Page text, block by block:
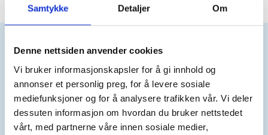
Samtykke Detaljer Om
Denne nettsiden anvender cookies
Vi bruker informasjonskapsler for å gi innhold og
annonser et personlig preg, for å levere sosiale
mediefunksjoner og for å analysere trafikken vår. Vi deler
dessuten informasjon om hvordan du bruker nettstedet
vårt, med partnerne våre innen sosiale medier,
Does this product fit your vehicle?
N